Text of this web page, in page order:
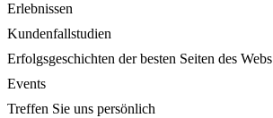
Erlebnissen
Kundenfallstudien
Erfolgsgeschichten der besten Seiten des Webs
Events
Treffen Sie uns persönlich